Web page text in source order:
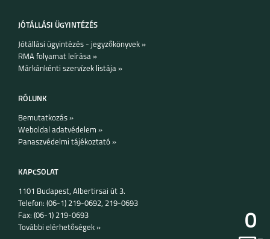
S25 PLUS
S25
A16 5G
JÓTÁLLÁSI ÜGYINTÉZÉS
Jótállási ügyintézés - jegyzőkönyvek »
RMA folyamat leírása »
Márkánkénti szervízek listája »
RÓLUNK
Bemutatkozás »
Weboldal adatvédelem »
Panaszvédelmi tájékoztató »
KAPCSOLAT
1101 Budapest, Albertirsai út 3.
Telefon: (06-1) 219-0692, 219-0693
Fax: (06-1) 219-0693
További elérhetőségek »
0